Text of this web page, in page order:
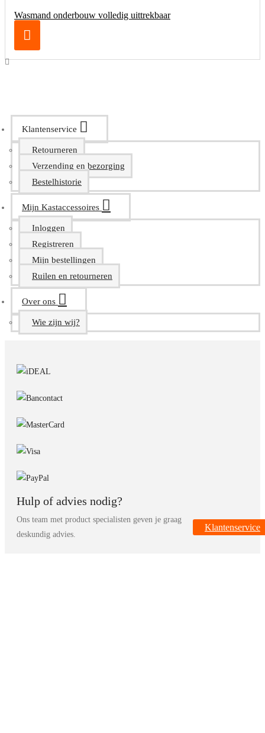
Wasmand onderbouw volledig uittrekbaar
Klantenservice
Retourneren
Verzending en bezorging
Bestelhistorie
Mijn Kastaccessoires
Inloggen
Registreren
Mijn bestellingen
Ruilen en retourneren
Over ons
Wie zijn wij?
Hulp of advies nodig?
Ons team met product specialisten geven je graag
deskundig advies.
Klantenservice